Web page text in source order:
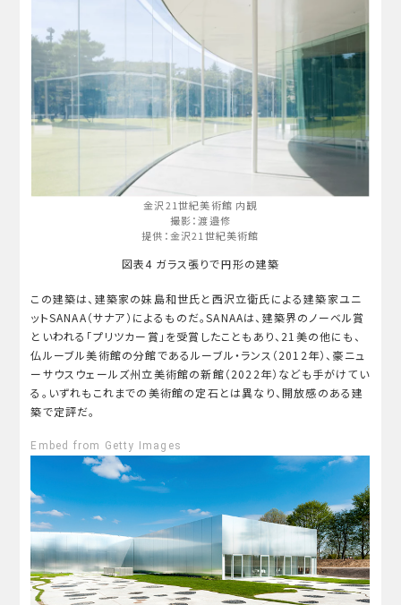
金沢21世紀美術館 内観
撮影：渡邉修
提供：金沢21世紀美術館
図表4 ガラス張りで円形の建築
この建築は、建築家の妹島和世氏と西沢立衛氏による建築家ユニ
ットSANAA（サナア）によるものだ。SANAAは、建築界のノーベル賞
といわれる「プリツカー賞」を受賞したこともあり、21美の他にも、
仏ルーブル美術館の分館であるルーブル・ランス（2012年）、豪ニュ
ーサウスウェールズ州立美術館の新館（2022年）なども手がけてい
る。いずれもこれまでの美術館の定石とは異なり、開放感のある建
築で定評だ。
Embed from Getty Images